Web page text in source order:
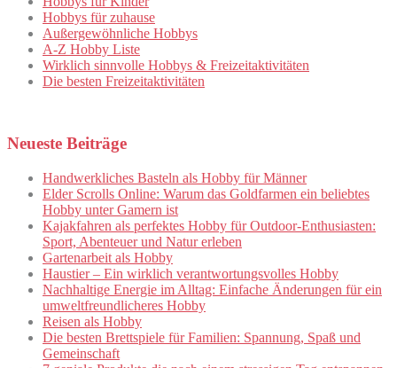
Hobbys für zuhause
Außergewöhnliche Hobbys
A-Z Hobby Liste
Wirklich sinnvolle Hobbys & Freizeitaktivitäten
Die besten Freizeitaktivitäten
Neueste Beiträge
Handwerkliches Basteln als Hobby für Männer
Elder Scrolls Online: Warum das Goldfarmen ein beliebtes
Hobby unter Gamern ist
Kajakfahren als perfektes Hobby für Outdoor-Enthusiasten:
Sport, Abenteuer und Natur erleben
Gartenarbeit als Hobby
Haustier – Ein wirklich verantwortungsvolles Hobby
Nachhaltige Energie im Alltag: Einfache Änderungen für ein
umweltfreundlicheres Hobby
Reisen als Hobby
Die besten Brettspiele für Familien: Spannung, Spaß und
Gemeinschaft